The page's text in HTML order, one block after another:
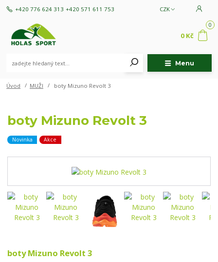
Menu
CZK
+420 776 624 313 +420 571 611 753
0
0 Kč
Úvod MUŽI boty Mizuno Revolt 3
boty Mizuno Revolt 3
Novinka Akce
boty Mizuno Revolt 3